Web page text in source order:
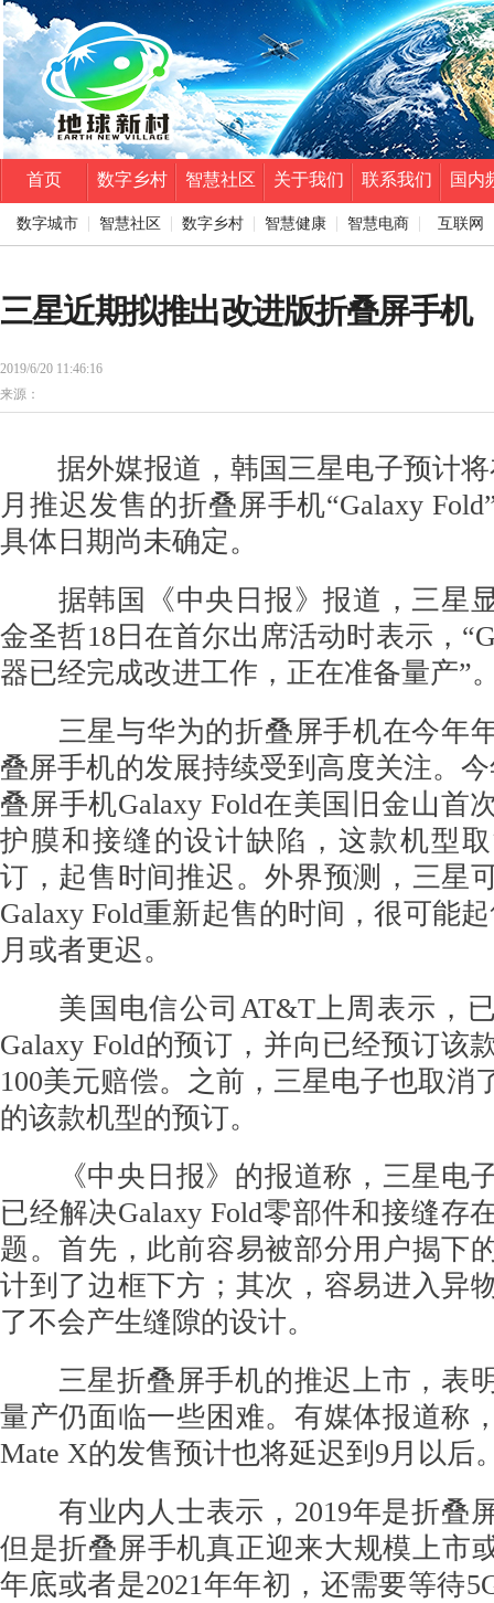
首页 数字乡村 智慧社区 关于我们 联系我们 国内
数字城市 智慧社区 数字乡村 智慧健康 智慧电商 互联网
三星近期拟推出改进版折叠屏手机
2019/6/20 11:46:16
来源：
据外媒报道，韩国三星电子预计将
月推迟发售的折叠屏手机“Galaxy
具体日期尚未确定。
据韩国《中央日报》报道，三星
金圣哲18日在首尔出席活动时表示，
器已经完成改进工作，正在准备量产”
三星与华为的折叠屏手机在今年
叠屏手机的发展持续受到高度关注。
叠屏手机Galaxy Fold在美国旧金山首
护膜和接缝的设计缺陷，这款机型
订，起售时间推迟。外界预测，三星
Galaxy Fold重新起售的时间，很可能
月或者更迟。
美国电信公司AT&T上周表示，已
Galaxy Fold的预订，并向已经预订该
100美元赔偿。之前，三星电子也取消
的该款机型的预订。
《中央日报》的报道称，三星电
已经解决Galaxy Fold零部件和接缝存
题。首先，此前容易被部分用户揭下
计到了边框下方；其次，容易进入异
了不会产生缝隙的设计。
三星折叠屏手机的推迟上市，表
量产仍面临一些困难。有媒体报道称
Mate X的发售预计也将延迟到9月以后
有业内人士表示，2019年是折叠
但是折叠屏手机真正迎来大规模上市
年底或者是2021年年初，还需要等待